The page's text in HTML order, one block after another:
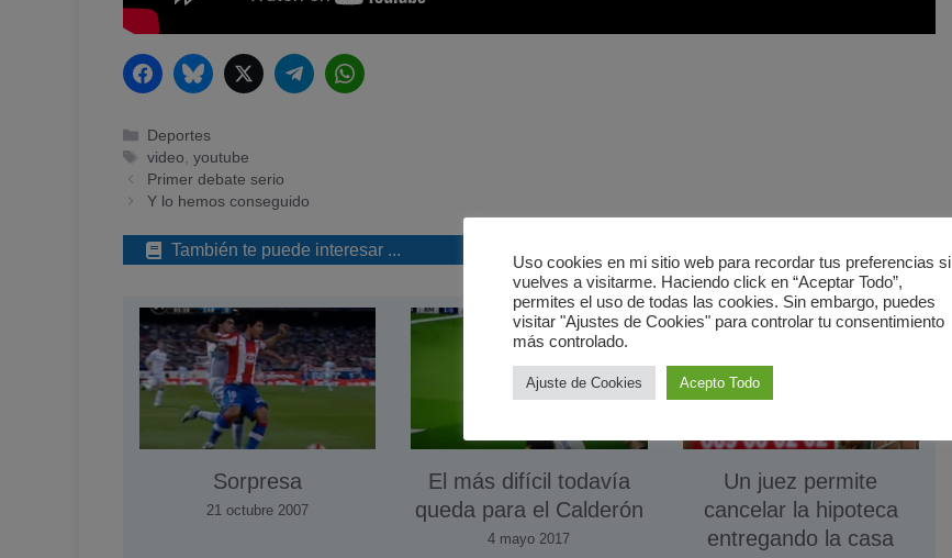
FacebookBluesky Twitter Telegram
Categorías
Deportes
Etiquetas
video, youtube
Primer debate serio
Y lo hemos conseguido
También te puede interesar ...
Sorpresa
21 octubre 2007
El más difícil todavía
queda para el Calderón
4 mayo 2017
Un juez permite
cancelar la hipoteca
entregando la casa
Uso cookies en mi sitio web para recordar tus preferencias si
vuelves a visitarme. Haciendo click en “Aceptar Todo”,
permites el uso de todas las cookies. Sin embargo, puedes
visitar "Ajustes de Cookies" para controlar tu consentimiento
más controlado.
Ajuste de Cookies Acepto Todo